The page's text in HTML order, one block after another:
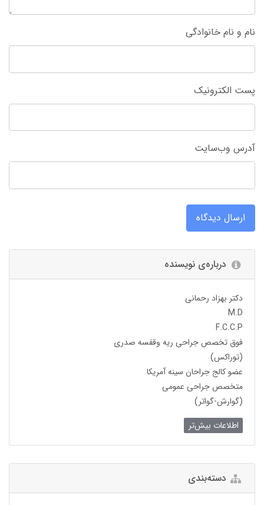
نام و نام خانوادگی
پست الکترونیک
آدرس وب‌سایت
ارسال دیدگاه
درباره‌ی نویسنده
دکتر بهزاد رحمانی
M.D
F.C.C.P
فوق تخصص جراحی ریه وقفسه صدری
(توراکس)
عضو کالج جراحان سینه آمریکا
متخصص جراحی عمومی
(گوارش-گواتر)
اطلاعات بیش‌تر
دسته‌بندی